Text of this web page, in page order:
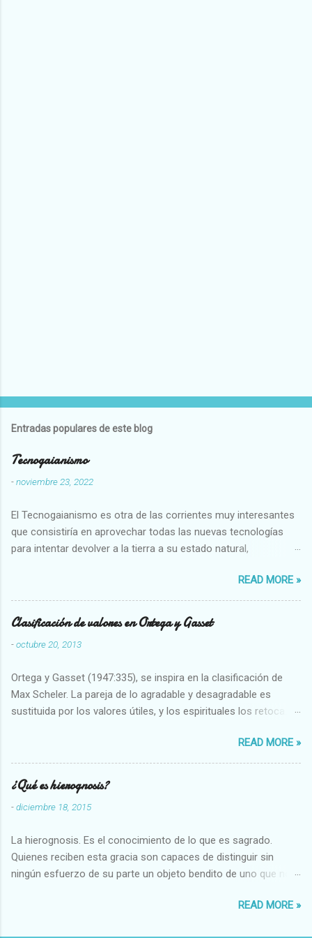
Entradas populares de este blog
Tecnogaianismo
-noviembre 23, 2022
El Tecnogaianismo es otra de las corrientes muy interesantes
que consistiría en aprovechar todas las nuevas tecnologías
para intentar devolver a la tierra a su estado natural,
READ MORE »
Clasificación de valores en Ortega y Gasset
-octubre 20, 2013
Ortega y Gasset (1947:335), se inspira en la clasificación de
Max Scheler. La pareja de lo agradable y desagradable es
sustituida por los valores útiles, y los espirituales los retoca.
Abundante-Escaso,etc 2 VITALES Sano-Enfermo Selecto-
Vulgar Enérgico-Inerte Fuerte-Débil,etc. 3 ESPIRITUALES a)
Intelectuales Conocimiento-Error Exacto-Aproximado
Evidente-Probable,etc b) Morales Bueno-malo Bondadoso-
malvado Justo-Injusto Escrupuloso-Relajado Leal-Desleal,etc.
Armonioso-Inarmonioso 4 RELIGIOSOS Santo-Pr...
READ MORE »
¿Qué es hierognosis?
-diciembre 18, 2015
La hierognosis. Es el conocimiento de lo que es sagrado.
Quienes reciben esta gracia son capaces de distinguir sin
ningún esfuerzo de su parte un objeto bendito de uno que no
READ MORE »